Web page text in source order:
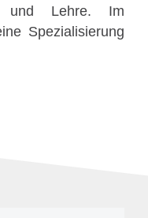
und Lehre. Im
Spezialisierung